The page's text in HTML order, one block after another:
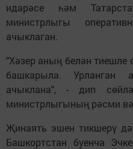
идарәсе һәм
министрлыгы
ачыклаган.
"Хәзер аның белән тиешле
башкарыла. Урланган
ачыклана", - дип
министрлыгының рәсми
Җинаять эшен тикшерү
Башкортстан буенча